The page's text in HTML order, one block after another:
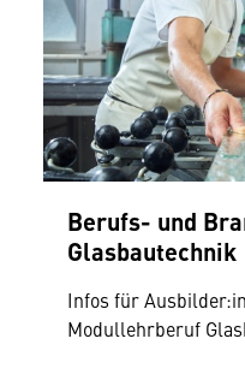
Berufs- und
Glasbautechnik
Infos für
Modullehrberuf